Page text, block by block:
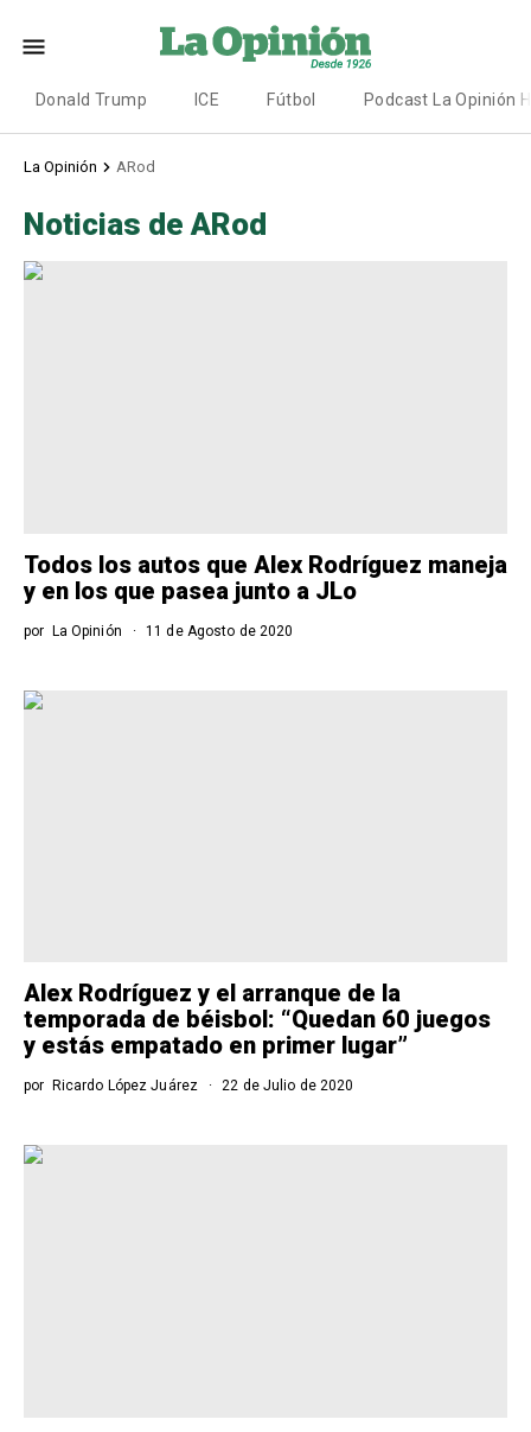
Donald Trump ICE Fútbol Podcast La Opinión
La Opinión ARod
Noticias de ARod
Todos los autos que Alex Rodríguez maneja
y en los que pasea junto a JLo
por La Opinión 11 de Agosto de 2020
Alex Rodríguez y el arranque de la
temporada de béisbol: “Quedan 60 juegos
y estás empatado en primer lugar”
por Ricardo López Juárez 22 de Julio de 2020